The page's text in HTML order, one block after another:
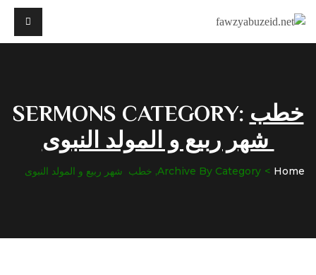
SERMONS CATEGORY: خطب
شهر ربيع و المولد النبوى
Home Archive By Category, خطب شهر ربيع و المولد النبوى